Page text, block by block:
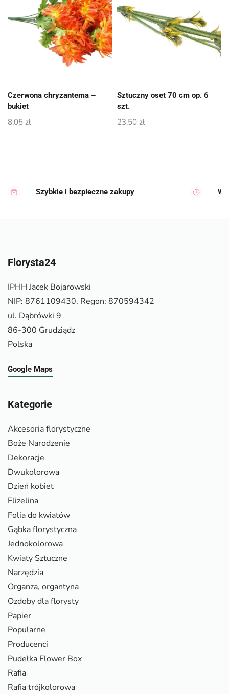
Czerwona chryzantema –
bukiet
8,05 zł
Sztuczny oset 70 cm op. 6
szt.
23,50 zł
Szybkie i bezpieczne zakupy
Florysta24
IPHH Jacek Bojarowski
NIP: 8761109430, Regon: 870594342
ul. Dąbrówki 9
86-300 Grudziądz
Polska
Google Maps
Kategorie
Akcesoria florystyczne
Boże Narodzenie
Dekoracje
Dwukolorowa
Dzień kobiet
Flizelina
Folia do kwiatów
Gąbka florystyczna
Jednokolorowa
Kwiaty Sztuczne
Narzędzia
Organza, organtyna
Ozdoby dla florysty
Papier
Popularne
Producenci
Pudełka Flower Box
Rafia
Rafia trójkolorowa